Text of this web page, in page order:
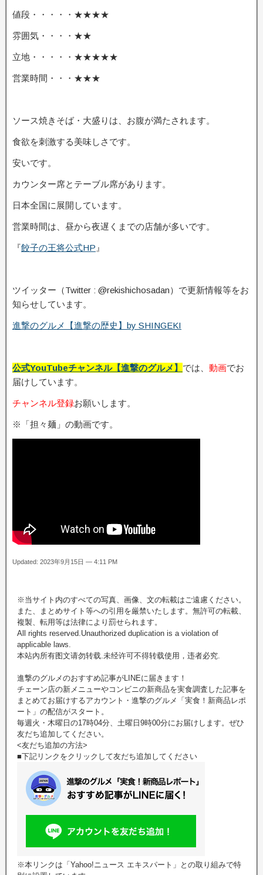
値段・・・・・★★★★
雰囲気・・・・★★
立地・・・・・★★★★★
営業時間・・・★★★
ソース焼きそば・大盛りは、お腹が満たされます。
食欲を刺激する美味しさです。
安いです。
カウンター席とテーブル席があります。
日本全国に展開しています。
営業時間は、昼から夜遅くまでの店舗が多いです。
『餃子の王将公式HP 』
ツイッター（Twitter : @rekishichosadan）で更新情報等をお
知らせしています。
進撃のグルメ【進撃の歴史】by SHINGEKI
公式YouTubeチャンネル【進撃のグルメ】 では、 動画でお
届けしています。
チャンネル登録お願いします。
※「担々麺」の動画です。
Updated: 2023年9月15日 — 4:11 PM
※当サイト内のすべての写真、画像、文の転載はご遠慮ください。
また、まとめサイト等への引用を厳禁いたします。無許可の転載、
複製、転用等は法律により罰せられます。
All rights reserved.Unauthorized duplication is a violation of
applicable laws.
本站內所有图文请勿转载.未经许可不得转载使用，违者必究.
進撃のグルメのおすすめ記事がLINEに届きます！
チェーン店の新メニューやコンビニの新商品を実食調査した記事を
まとめてお届けするアカウント・進撃のグルメ「実食！新商品レポ
ート」の配信がスタート。
毎週火・木曜日の17時04分、土曜日9時00分にお届けします。ぜひ
友だち追加してください。
<友だち追加の方法>
■下記リンクをクリックして友だち追加してください
※本リンクは「Yahoo!ニュース エキスパート」との取り組みで特